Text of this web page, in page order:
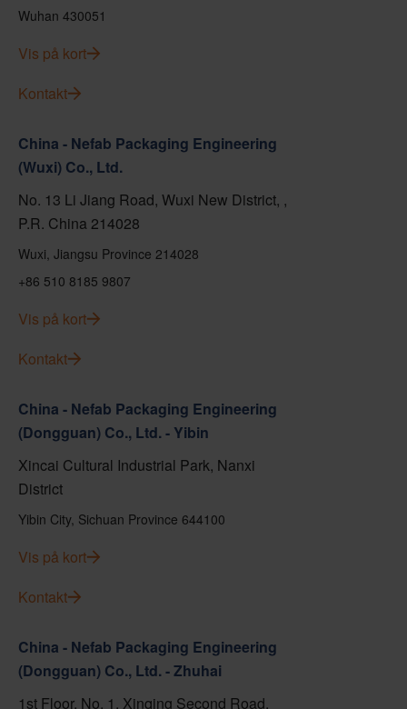
Wuhan 430051
Vis på kort
Kontakt
China - Nefab Packaging Engineering
(Wuxi) Co., Ltd.
No. 13 Li Jiang Road, Wuxi New District, ,
P.R. China 214028
Wuxi, Jiangsu Province 214028
+86 510 8185 9807
Vis på kort
Kontakt
China - Nefab Packaging Engineering
(Dongguan) Co., Ltd. - Yibin
Xincai Cultural Industrial Park, Nanxi
District
Yibin City, Sichuan Province 644100
Vis på kort
Kontakt
China - Nefab Packaging Engineering
(Dongguan) Co., Ltd. - Zhuhai
1st Floor, No. 1, Xinqing Second Road,